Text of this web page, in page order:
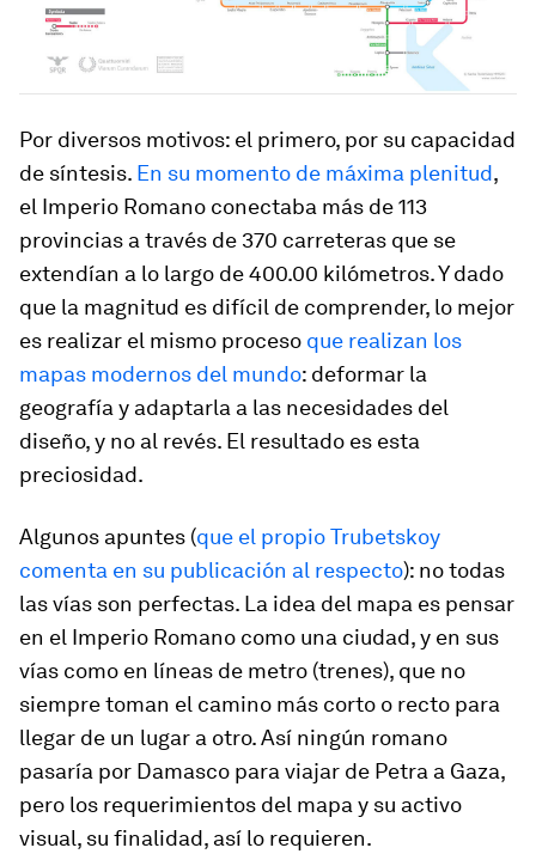
Por diversos motivos: el primero, por su capacidad
de síntesis. En su momento de máxima plenitud,
el Imperio Romano conectaba más de 113
provincias a través de 370 carreteras que se
extendían a lo largo de 400.00 kilómetros. Y dado
que la magnitud es difícil de comprender, lo mejor
es realizar el mismo proceso que realizan los
mapas modernos del mundo: deformar la
geografía y adaptarla a las necesidades del
diseño, y no al revés. El resultado es esta
preciosidad.
Algunos apuntes (que el propio Trubetskoy
comenta en su publicación al respecto): no todas
las vías son perfectas. La idea del mapa es pensar
en el Imperio Romano como una ciudad, y en sus
vías como en líneas de metro (trenes), que no
siempre toman el camino más corto o recto para
llegar de un lugar a otro. Así ningún romano
pasaría por Damasco para viajar de Petra a Gaza,
pero los requerimientos del mapa y su activo
visual, su finalidad, así lo requieren.